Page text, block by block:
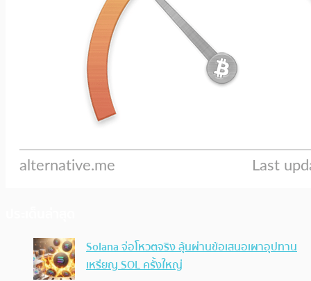
Solana จ่อโหวตจริง ลุ้นผ่านข้อเสนอเผาอุปทาน
เหรียญ SOL ครั้งใหญ่